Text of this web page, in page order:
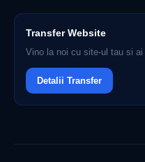
Transfer Website
Vino la noi cu site-ul tau si ai
Detalii Transfer